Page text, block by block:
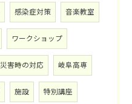
感染症対策 音楽教室
ワークショップ
災害時の対応 岐阜高専
施設 特別講座